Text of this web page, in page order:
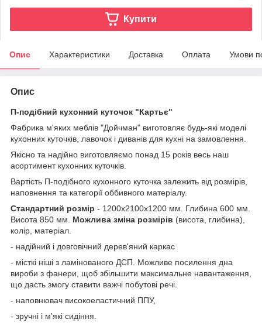
Купити
Опис Характеристики Доставка Оплата Умови
Опис
П-подібний кухонний куточок "Картьє"
Фабрика м'яких меблів "Дойчман" виготовляє будь-які моделі
кухонних куточків, лавочок і диванів для кухні на замовлення.
Якісно та надійно виготовляємо понад 15 років весь наш
асортимент кухонних куточків.
Вартість П-подібного кухонного куточка залежить від розмірів,
наповнення та категорії оббивного матеріалу.
Стандартний розмір - 1200х2100х1200 мм. Глибина 600 мм.
Висота 850 мм. Можлива зміна розмірів (висота, глибина),
колір, матеріал.
- надійний і довговічний дерев'яний каркас
- місткі ніші з ламінованого ДСП. Можливе посилення дна
вироби з фанери, щоб збільшити максимальне навантаження,
що дасть змогу ставити важчі побутові речі.
- наповнювач високоеластичний ППУ,
- зручні і м'які сидіння.